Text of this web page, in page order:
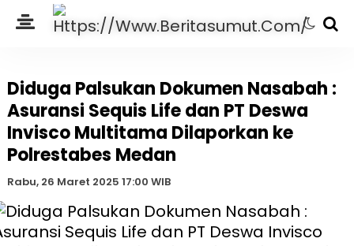
Diduga Palsukan Dokumen Nasabah :
Asuransi Sequis Life dan PT Deswa
Invisco Multitama Dilaporkan ke
Polrestabes Medan
Rabu, 26 Maret 2025 17:00 WIB